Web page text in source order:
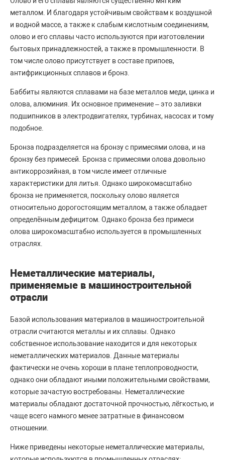
металлом. И благодаря устойчивым свойствам к воздушной
и водной массе, а также к слабым кислотным соединениям,
олово и его сплавы часто используются при изготовлении
бытовых принадлежностей, а также в промышленности. В
том числе олово присутствует в составе припоев,
антифрикционных сплавов и бронз.
Баббиты являются сплавами на базе металлов меди, цинка и
олова, алюминия. Их основное применение – это заливки
подшипников в электродвигателях, турбинах, насосах и тому
подобное.
Бронза подразделяется на бронзу с примесями олова, и на
бронзу без примесей. Бронза с примесями олова довольно
антикоррозийная, в том числе имеет отличные
характеристики для литья. Однако широкомасштабно
бронза не применяется, поскольку олово является
относительно дорогостоящим металлом, а также обладает
определённым дефицитом. Однако бронза без примеси
олова широкомасштабно используется в промышленных
отраслях.
Неметаллические материалы,
применяемые в машиностроительной
отрасли
Базой использования материалов в машиностроительной
отрасли считаются металлы и их сплавы. Однако
собственное использование находится и для некоторых
неметаллических материалов. Данные материалы
фактически не очень хороши в плане теплопроводности,
однако они обладают иными положительными свойствами,
которые зачастую востребованы. Неметаллические
материалы обладают достаточной прочностью, лёгкостью, и
чаще всего намного менее затратные в финансовом
отношении.
Ниже приведены некоторые неметаллические материалы,